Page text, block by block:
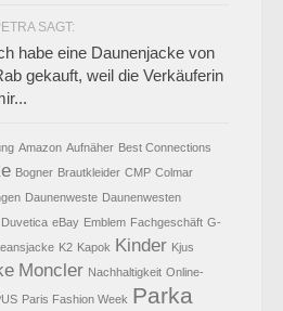
SAGT:
habe eine Daunenjacke von
gekauft, weil die Verkäuferin
Amazon Aufnäher Best Connections
Bogner Brautkleider CMP Colmar
Daunenweste Daunenwesten
Duvetica eBay Emblem Fachgeschäft G-
K2 Kapok Kinder Kjus
Moncler Nachhaltigkeit Online-
Paris Fashion Week Parka